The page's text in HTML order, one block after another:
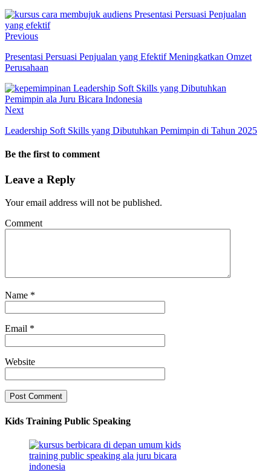
Previous
Presentasi Persuasi Penjualan yang Efektif Meningkatkan Omzet
Perusahaan
Next
Leadership Soft Skills yang Dibutuhkan Pemimpin di Tahun 2025
Be the first to comment
Leave a Reply
Your email address will not be published.
Comment
Name *
Email *
Website
Kids Training Public Speaking